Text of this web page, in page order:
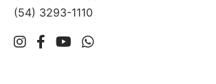
(54) 3293-1110